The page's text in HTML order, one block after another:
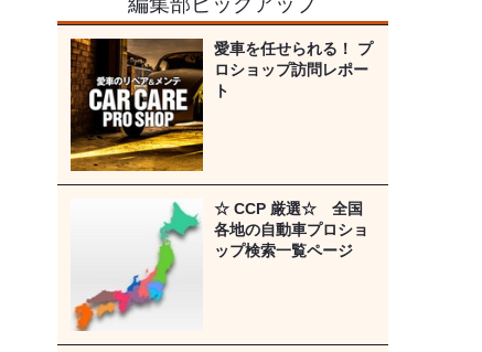
愛車を任せられる！ プ
ロショップ訪問レポー
ト
☆ CCP 厳選☆ 全国
各地の自動車プロショ
ップ検索一覧ページ